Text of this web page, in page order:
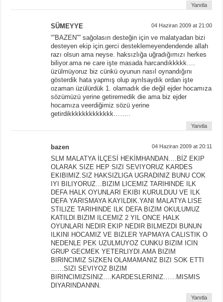
Yanıtla
SÜMEYYE 04 Haziran 2009 at 21:00
“”BAZEN”” sağolasın desteğin için ve malatyadan bizi
desteyen ekip için.gerci desteklemeyendendende allah
razı olsun ama neyse. haksızlığa uğradığımızı herkes
biliyor.ama ne care işte masada harcandıkkkkk….
üzülmüyoruz biz cünkü oyunun nasıl oynandığını
gösterdik hata yapmış olup ayrılsaydık ordan işte
ozaman üzülürdük 1. olamadık die değil ejder hocamıza
sözümüzü yerine getiremedik die ama biz ejder
hocamıza veerdiğimiz sözü yerine
getirdikkkkkkkkkkkkk……..
Yanıtla
bazen 04 Haziran 2009 at 20:11
SLM MALATYA İLÇESİ HEKİMHANDAN….BİZ EKIP
OLARAK SIZE HEP SIZI SEVIYORUZ KARDES
EKIBIMIZ.SIZ HAKSIZLIGA UGRADINIZ BUNU COK
IYI BILIYORUZ…BIZIM LICEMIZ TARIHINDE ILK
DEFA HALK OYUNLARI EKIBI KURULDUU VE ILK
DEFA YARISMAYA KAYILDIK.YANI MALATYA LISE
STILIZE TARIHINDE ILK DEFA BIZIM OKULUMUZ
KATILDI.BIZIM ILCEMIZ 2 YIL ONCE HALK
OYUNLARI NEDIR EKIP NEDIR BILMEZDI BUNUN
ILKINI HOCAMIZ VE BIZLER YAPMAYA CALISTIK O
NEDENLE PEK UZULMUYOZ CUNKU BIZIM ICIN
GRUP GECMEK YETERLIYDI.AMA BIZIM
BIRINCIMIZ SIZKEN OLAMAMANIZ BIZI SOK ETTI
……SIZI SEVIYOZ BIZIM
BIRINCIMIZSINIZ….KARDESLERINIZ……MISMIS
DIYARINDANNN.
Yanıtla